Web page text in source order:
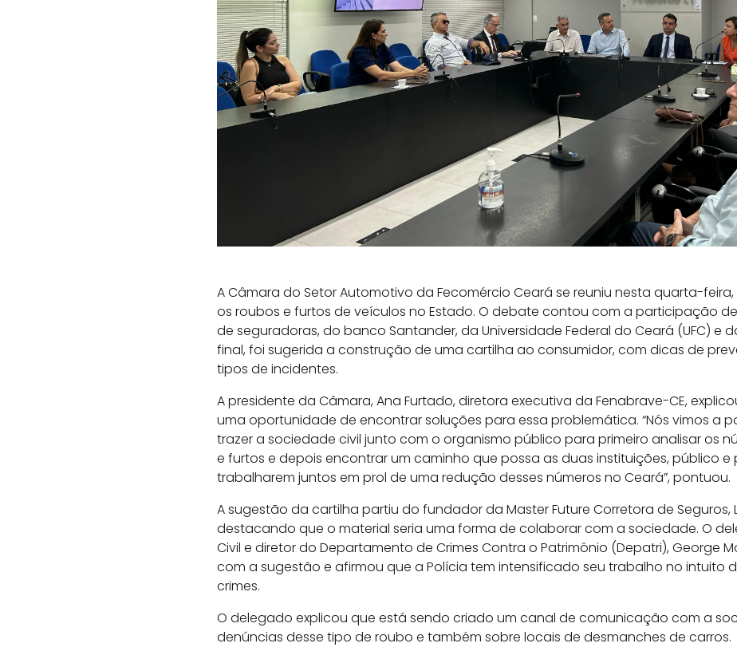
A Câmara do Setor Automotivo da Fecomércio Ceará se reuniu nesta quarta-
os roubos e furtos de veículos no Estado. O debate contou com a participação
de seguradoras, do banco Santander, da Universidade Federal do Ceará (UFC) e
final, foi sugerida a construção de uma cartilha ao consumidor, com dicas de
tipos de incidentes.
A presidente da Câmara, Ana Furtado, diretora executiva da Fenabrave-CE,
uma oportunidade de encontrar soluções para essa problemática. “Nós vimos a
trazer a sociedade civil junto com o organismo público para primeiro analisar os
e furtos e depois encontrar um caminho que possa as duas instituições, público e
trabalharem juntos em prol de uma redução desses números no Ceará”, pontuou.
A sugestão da cartilha partiu do fundador da Master Future Corretora de Seguros,
destacando que o material seria uma forma de colaborar com a sociedade. O
Civil e diretor do Departamento de Crimes Contra o Patrimônio (Depatri), George
com a sugestão e afirmou que a Polícia tem intensificado seu trabalho no intuito
crimes.
O delegado explicou que está sendo criado um canal de comunicação com a
denúncias desse tipo de roubo e também sobre locais de desmanches de carros.